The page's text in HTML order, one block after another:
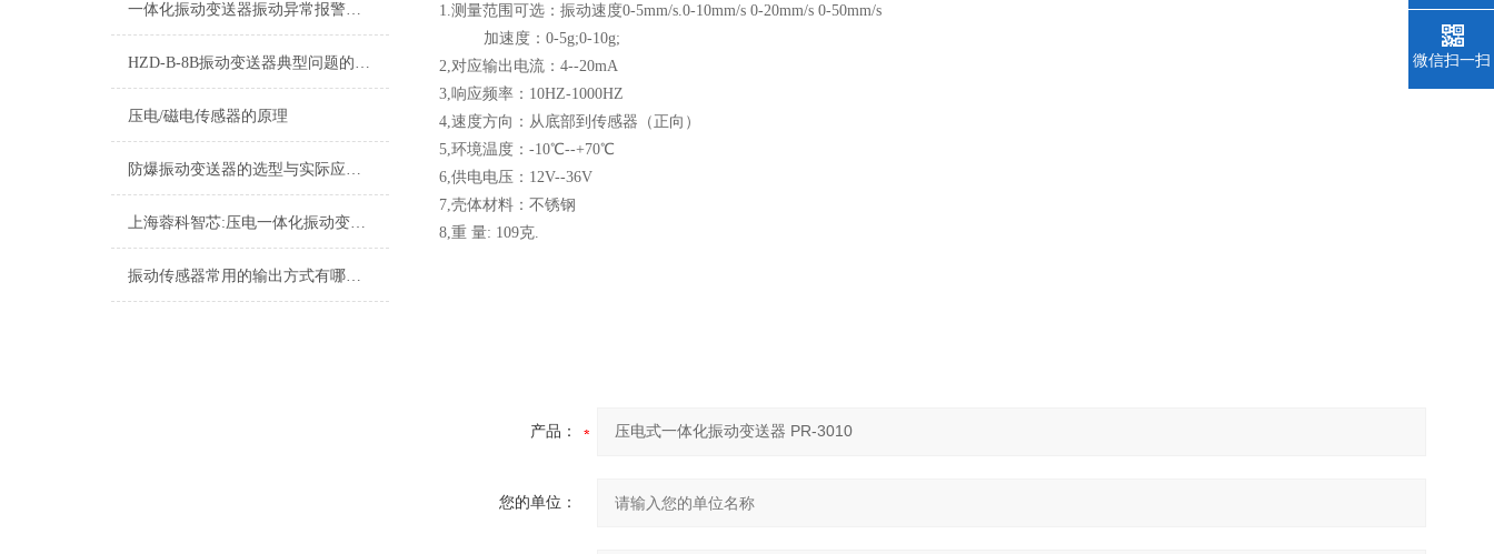
一体化振动变送器振动异常报警与预警设置技术指南
HZD-B-8B振动变送器典型问题的快速诊断与应对策略分享
压电/磁电传感器的原理
防爆振动变送器的选型与实际应用有哪些？
上海蓉科智芯:压电一体化振动变送器
振动传感器常用的输出方式有哪些？
1.测量范围可选：振动速度0-5mm/s.0-10mm/s 0-20mm/s 0-50mm/s
加速度：0-5g;0-10g;
2,对应输出电流：4--20mA
3,响应频率：10HZ-1000HZ
4,速度方向：从底部到传感器（正向）
5,环境温度：-10℃--+70℃
6,供电电压：12V--36V
7,壳体材料：不锈钢
8,重 量: 109克.
产品：
您的单位：
微信扫一扫